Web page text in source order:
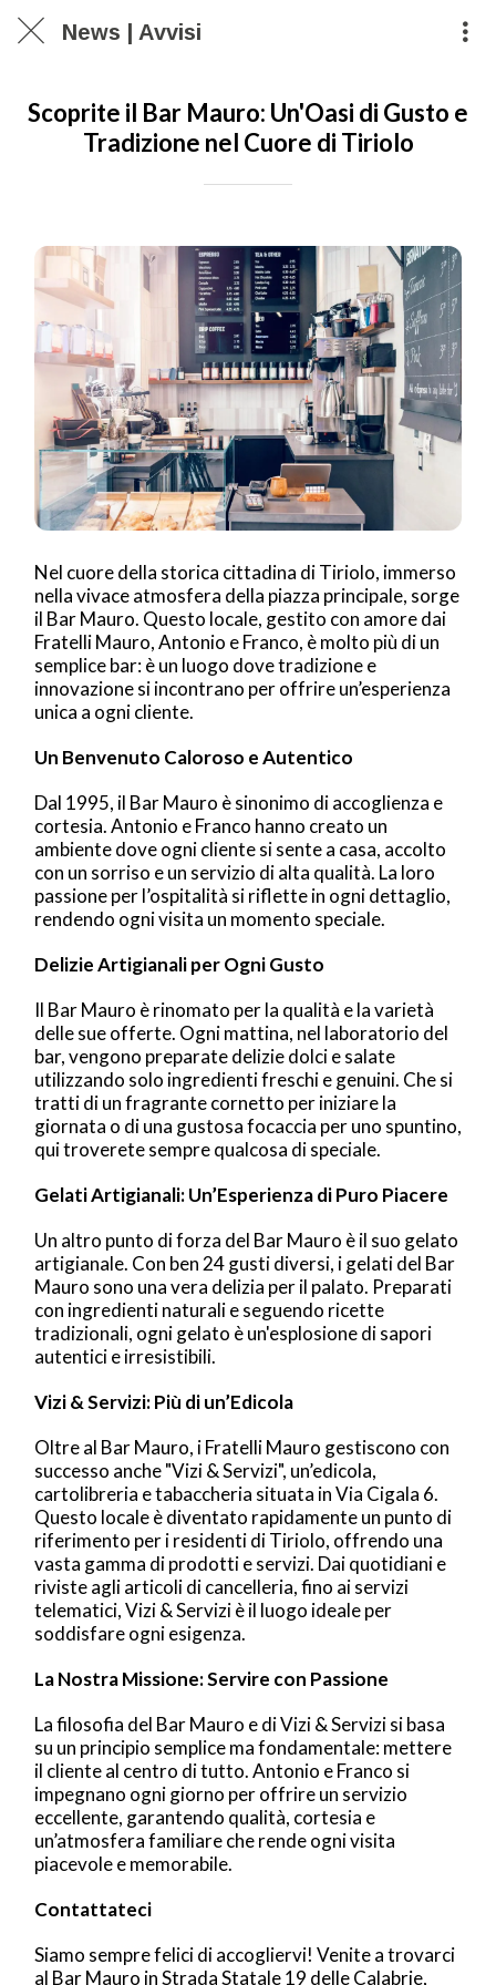
News | Avvisi
Scoprite il Bar Mauro: Un'Oasi di Gusto e
Tradizione nel Cuore di Tiriolo
Nel cuore della storica cittadina di Tiriolo, immerso
nella vivace atmosfera della piazza principale, sorge
il Bar Mauro. Questo locale, gestito con amore dai
Fratelli Mauro, Antonio e Franco, è molto più di un
semplice bar: è un luogo dove tradizione e
innovazione si incontrano per offrire un’esperienza
unica a ogni cliente.
Un Benvenuto Caloroso e Autentico
Dal 1995, il Bar Mauro è sinonimo di accoglienza e
cortesia. Antonio e Franco hanno creato un
ambiente dove ogni cliente si sente a casa, accolto
con un sorriso e un servizio di alta qualità. La loro
passione per l’ospitalità si riflette in ogni dettaglio,
rendendo ogni visita un momento speciale.
Delizie Artigianali per Ogni Gusto
Il Bar Mauro è rinomato per la qualità e la varietà
delle sue offerte. Ogni mattina, nel laboratorio del
bar, vengono preparate delizie dolci e salate
utilizzando solo ingredienti freschi e genuini. Che si
tratti di un fragrante cornetto per iniziare la
giornata o di una gustosa focaccia per uno spuntino,
qui troverete sempre qualcosa di speciale.
Gelati Artigianali: Un’Esperienza di Puro Piacere
Un altro punto di forza del Bar Mauro è il suo gelato
artigianale. Con ben 24 gusti diversi, i gelati del Bar
Mauro sono una vera delizia per il palato. Preparati
con ingredienti naturali e seguendo ricette
tradizionali, ogni gelato è un'esplosione di sapori
autentici e irresistibili.
Vizi & Servizi: Più di un’Edicola
Oltre al Bar Mauro, i Fratelli Mauro gestiscono con
successo anche "Vizi & Servizi", un’edicola,
cartolibreria e tabaccheria situata in Via Cigala 6.
Questo locale è diventato rapidamente un punto di
riferimento per i residenti di Tiriolo, offrendo una
vasta gamma di prodotti e servizi. Dai quotidiani e
riviste agli articoli di cancelleria, fino ai servizi
telematici, Vizi & Servizi è il luogo ideale per
soddisfare ogni esigenza.
La Nostra Missione: Servire con Passione
La filosofia del Bar Mauro e di Vizi & Servizi si basa
su un principio semplice ma fondamentale: mettere
il cliente al centro di tutto. Antonio e Franco si
impegnano ogni giorno per offrire un servizio
eccellente, garantendo qualità, cortesia e
un’atmosfera familiare che rende ogni visita
piacevole e memorabile.
Contattateci
Siamo sempre felici di accogliervi! Venite a trovarci
al Bar Mauro in Strada Statale 19 delle Calabrie,